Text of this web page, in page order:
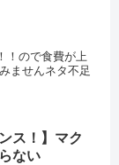
！ので食費が上
ませんネタ不足
ス！】マク
ない